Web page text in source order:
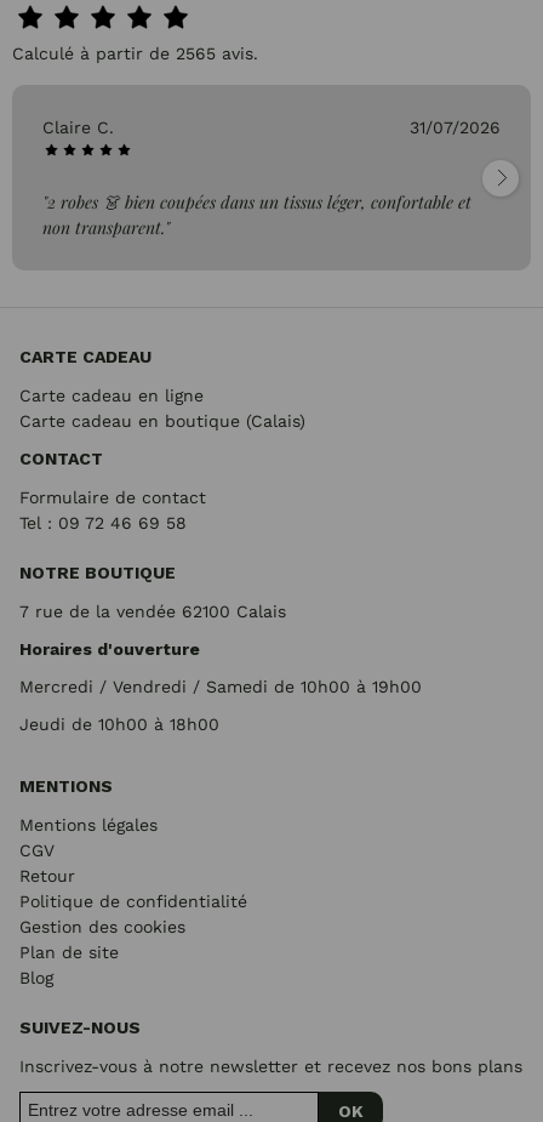
Calculé à partir de 2565 avis.
Claire C. 31/07/2026
"2 robes 👗 bien coupées dans un tissus léger, confortable et
non transparent."
CARTE CADEAU
Carte cadeau en ligne
Carte cadeau en boutique (Calais)
CONTACT
Formulaire de contact
Tel : 09 72 46 69 58
NOTRE BOUTIQUE
7 rue de la vendée 62100 Calais
Horaires d'ouverture
Mercredi / Vendredi / Samedi de 10h00 à 19h00
Jeudi de 10h00 à 18h00
MENTIONS
Mentions légales
CGV
Retour
Politique de confidentialité
Gestion des cookies
Plan de site
Blog
SUIVEZ-NOUS
Inscrivez-vous à notre newsletter et recevez nos bons plans
OK